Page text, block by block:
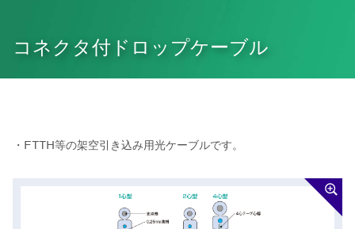
コネクタ付ドロップケーブル
・FTTH等の架空引き込み用光ケーブルです。